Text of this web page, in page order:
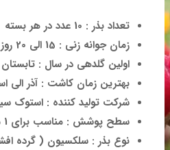
تعداد بذر : 10 عدد در هر بسته
زمان جوانه زنی : 15 الی 20 روز
اولین گلدهی در سال :
بهترین زمان کاشت : آذر الی
شرکت تولید کننده : استوک
سطح پوشش : مناسب برای 1 متر مربع
نوع بذر : سلکسیون ( گرده